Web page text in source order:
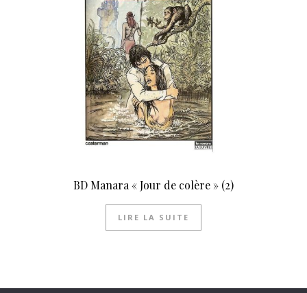
BD Manara « Jour de colère » (2)
LIRE LA SUITE